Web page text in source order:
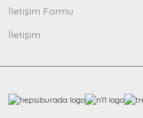
Deneyimini Paylaş
İletişim Formu
İletişim